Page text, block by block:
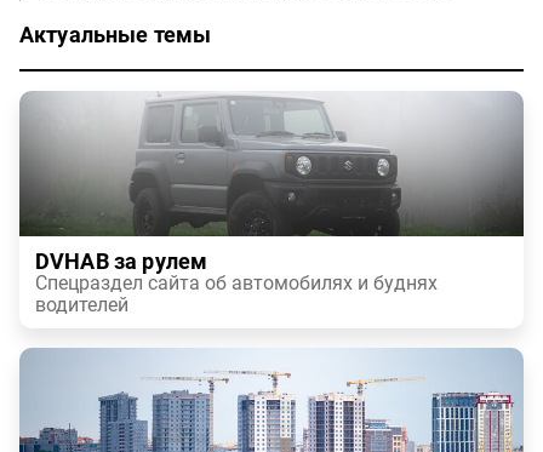
Актуальные темы
DVHAB за рулем
Спецраздел сайта об автомобилях и буднях
водителей